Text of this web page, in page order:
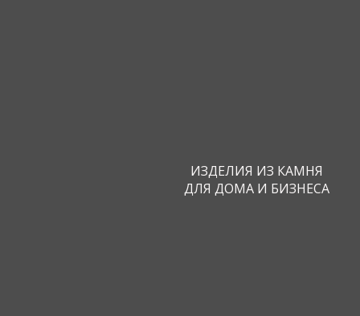
ИЗДЕЛИЯ ИЗ КАМНЯ
ДЛЯ ДОМА И БИЗНЕСА